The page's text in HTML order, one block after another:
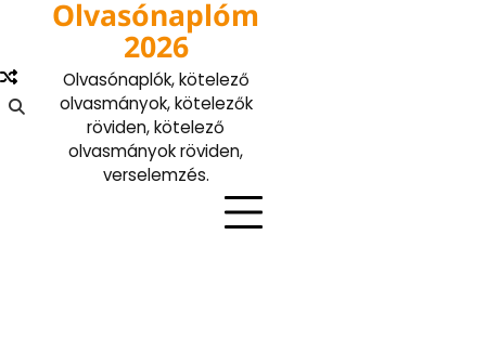
content
Olvasónaplóm
2026
Olvasónaplók, kötelező
olvasmányok, kötelezők
röviden, kötelező
olvasmányok röviden,
verselemzés.